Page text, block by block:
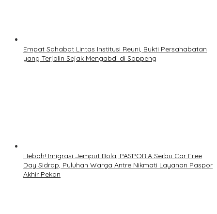
Empat Sahabat Lintas Institusi Reuni, Bukti Persahabatan
yang Terjalin Sejak Mengabdi di Soppeng
Heboh! Imigrasi Jemput Bola, PASPORIA Serbu Car Free
Day Sidrap, Puluhan Warga Antre Nikmati Layanan Paspor
Akhir Pekan